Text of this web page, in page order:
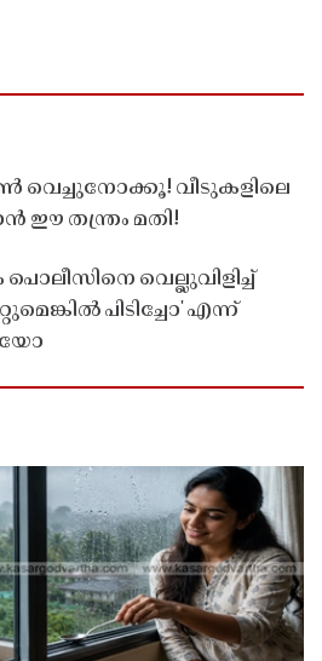
വെച്ചുനോക്കൂ! വീടുകളിലെ
ഈ തന്ത്രം മതി!
പൊലീസിനെ വെല്ലുവിളിച്ച്
പിടിച്ചോ' എന്ന്